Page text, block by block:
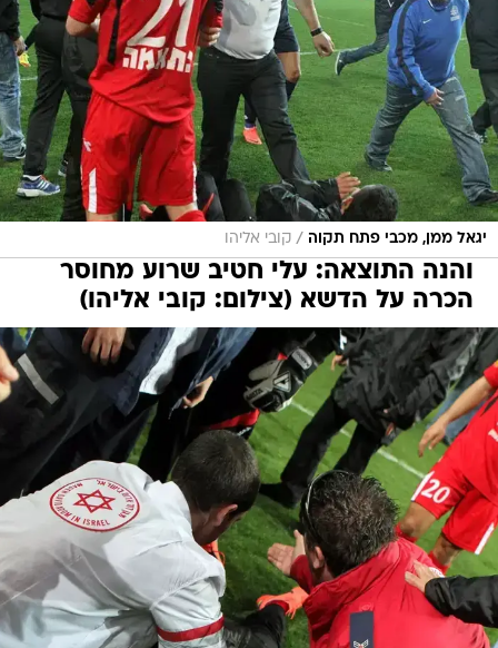
יגאל ממן, מכבי פתח תקוה / קובי אליהו
והנה התוצאה: עלי חטיב שרוע מחוסר
הכרה על הדשא (צילום: קובי אליהו)